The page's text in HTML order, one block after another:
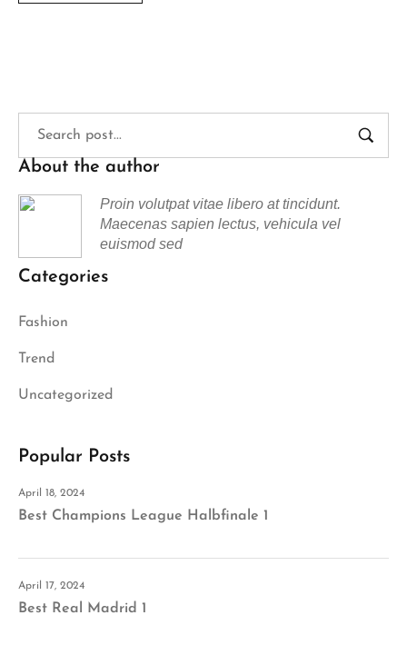
About the author
Proin volutpat vitae libero at tincidunt.
Maecenas sapien lectus, vehicula vel
euismod sed
Categories
Fashion
Trend
Uncategorized
Popular Posts
April 18, 2024
Best Champions League Halbfinale 1
April 17, 2024
Best Real Madrid 1